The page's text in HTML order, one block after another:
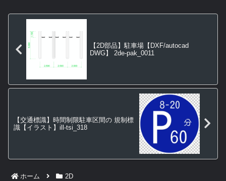
【2D部品】駐車場【DXF/autocad
DWG】 2de-pak_0011
【交通標識】時間制限駐車区間の 規制標
識【イラスト】ill-tsi_318
ホーム 2D